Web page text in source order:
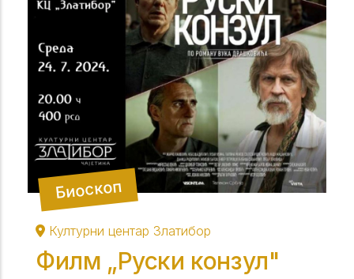
Биоскоп
Културни центар Златибор
Филм „Руски конзул"